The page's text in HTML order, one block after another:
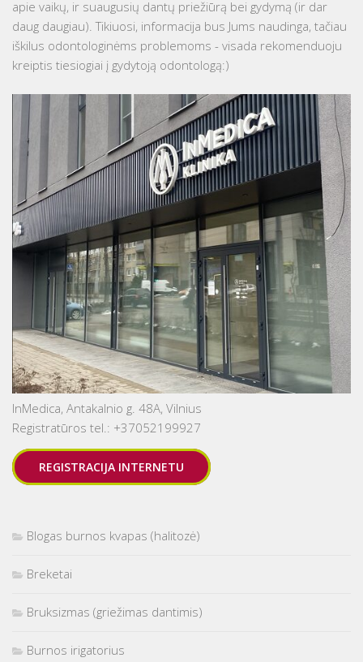
apie vaikų, ir suaugusių dantų priežiūrą bei gydymą (ir dar
daug daugiau). Tikiuosi, informacija bus Jums naudinga, tačiau
iškilus odontologinėms problemoms - visada rekomenduoju
kreiptis tiesiogiai į gydytoją odontologą:)
InMedica, Antakalnio g. 48A, Vilnius
Registratūros tel.: +37052199927
REGISTRACIJA INTERNETU
Blogas burnos kvapas (halitozė)
Breketai
Bruksizmas (griežimas dantimis)
Burnos irigatorius